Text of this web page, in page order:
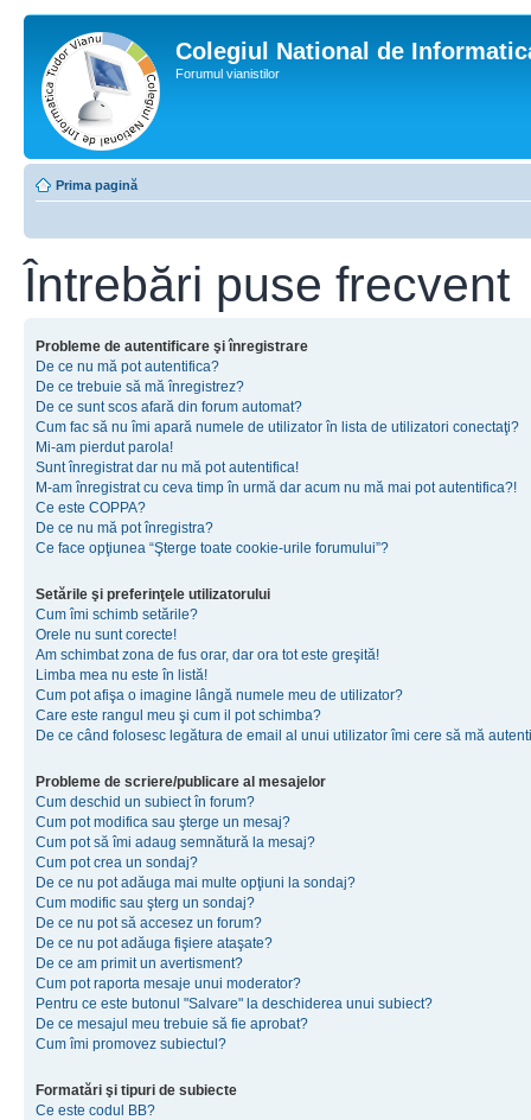
Colegiul National de
Forumul vianistilor
Prima pagină
Întrebări puse frecvent
Probleme de autentificare şi înregistrare
De ce nu mă pot autentifica?
De ce trebuie să mă înregistrez?
De ce sunt scos afară din forum automat?
Cum fac să nu îmi apară numele de utilizator în lista de utilizatori conectaţi?
Mi-am pierdut parola!
Sunt înregistrat dar nu mă pot autentifica!
M-am înregistrat cu ceva timp în urmă dar acum nu mă mai pot autentifica?!
Ce este COPPA?
De ce nu mă pot înregistra?
Ce face opţiunea “Şterge toate cookie-urile forumului”?
Setările şi preferinţele utilizatorului
Cum îmi schimb setările?
Orele nu sunt corecte!
Am schimbat zona de fus orar, dar ora tot este greşită!
Limba mea nu este în listă!
Cum pot afişa o imagine lângă numele meu de utilizator?
Care este rangul meu şi cum il pot schimba?
De ce când folosesc legătura de email al unui utilizator îmi cere să mă
Probleme de scriere/publicare al mesajelor
Cum deschid un subiect în forum?
Cum pot modifica sau şterge un mesaj?
Cum pot să îmi adaug semnătură la mesaj?
Cum pot crea un sondaj?
De ce nu pot adăuga mai multe opţiuni la sondaj?
Cum modific sau şterg un sondaj?
De ce nu pot să accesez un forum?
De ce nu pot adăuga fişiere ataşate?
De ce am primit un avertisment?
Cum pot raporta mesaje unui moderator?
Pentru ce este butonul "Salvare" la deschiderea unui subiect?
De ce mesajul meu trebuie să fie aprobat?
Cum îmi promovez subiectul?
Formatări şi tipuri de subiecte
Ce este codul BB?